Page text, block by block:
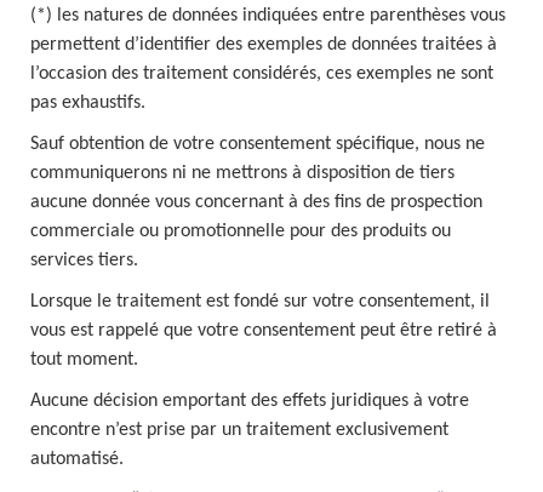
(*) les natures de données indiquées entre parenthèses vous
permettent d’identifier des exemples de données traitées à
l’occasion des traitement considérés, ces exemples ne sont
pas exhaustifs.
Sauf obtention de votre consentement spécifique, nous ne
communiquerons ni ne mettrons à disposition de tiers
aucune donnée vous concernant à des fins de prospection
commerciale ou promotionnelle pour des produits ou
services tiers.
Lorsque le traitement est fondé sur votre consentement, il
vous est rappelé que votre consentement peut être retiré à
tout moment.
Aucune décision emportant des effets juridiques à votre
encontre n’est prise par un traitement exclusivement
automatisé.